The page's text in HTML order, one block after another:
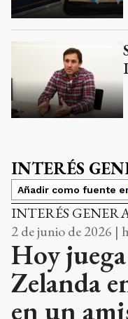
INTERÉS
Añadir como fuente
INTERÉS
2 de junio de 2026 |
Hoy
Zelanda
en un